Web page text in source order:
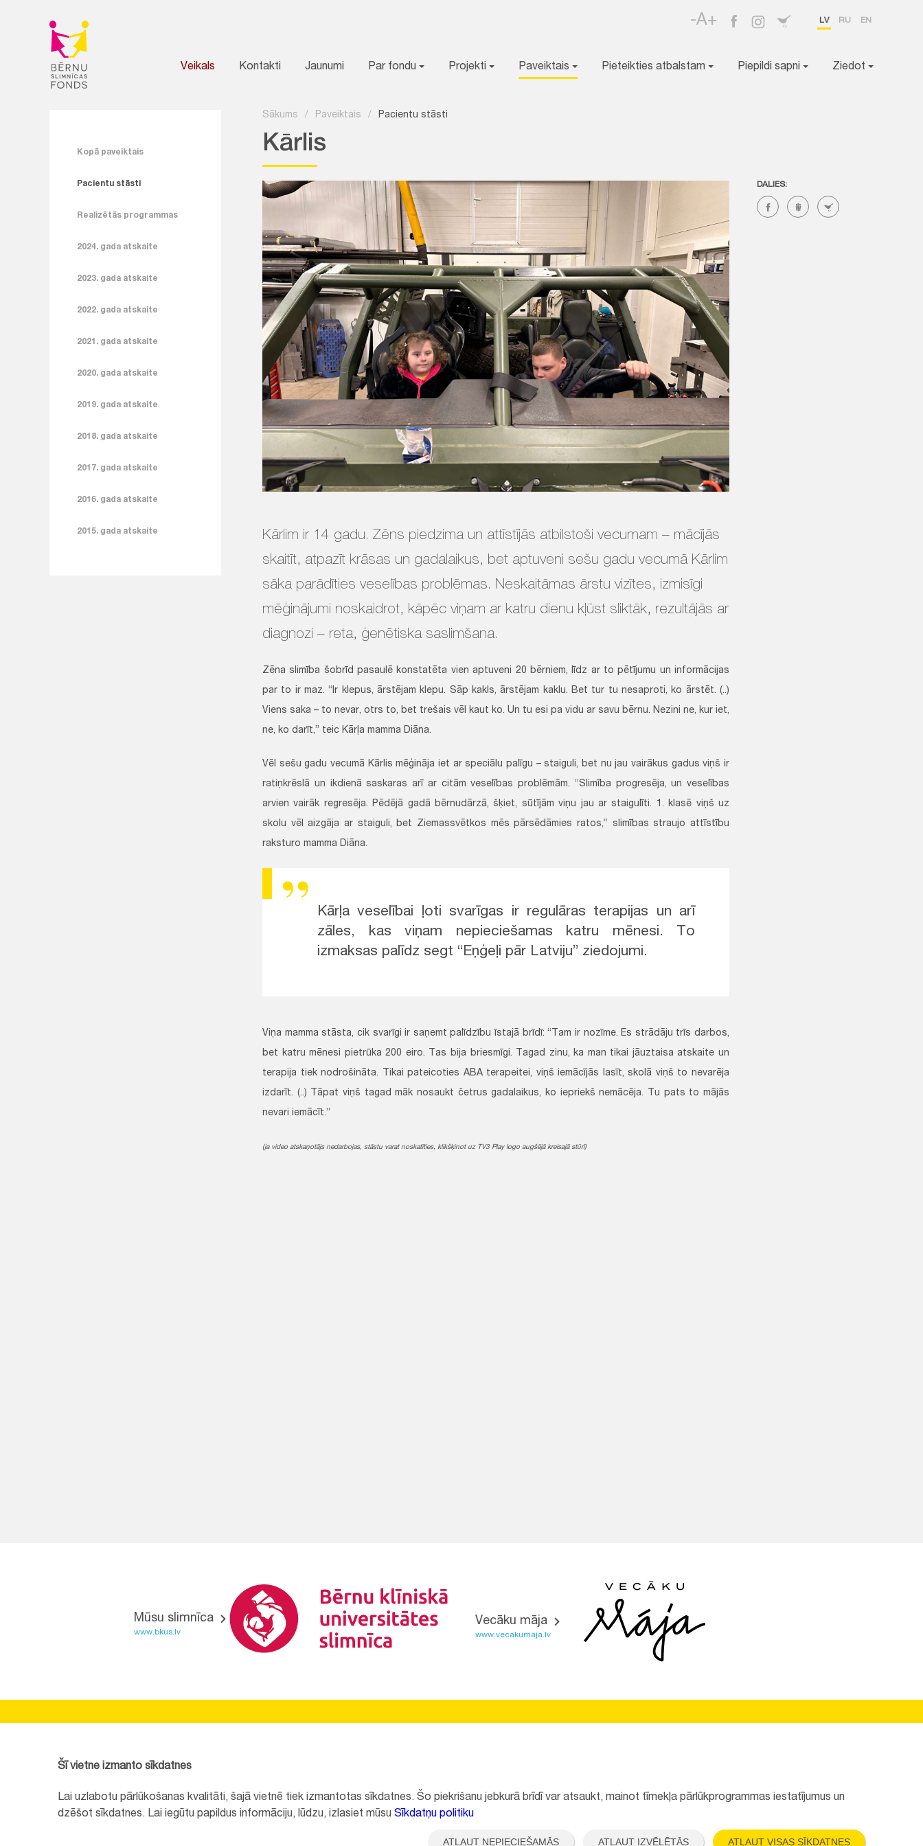
-A+ LV RU EN
Veikals Kontakti Jaunumi Par fondu Projekti Paveiktais Pieteikties atbalstam Piepildi sapni Ziedot
Kopā paveiktais
Pacientu stāsti
Realizētās programmas
2024. gada atskaite
2023. gada atskaite
2022. gada atskaite
2021. gada atskaite
2020. gada atskaite
2019. gada atskaite
2018. gada atskaite
2017. gada atskaite
2016. gada atskaite
2015. gada atskaite
Sākums / Paveiktais / Pacientu stāsti
Kārlis
DALIES:
Kārlim ir 14 gadu. Zēns piedzima un attīstījās atbilstoši vecumam – mācījās
skaitīt, atpazīt krāsas un gadalaikus, bet aptuveni sešu gadu vecumā Kārlim
sāka parādīties veselības problēmas. Neskaitāmas ārstu vizītes, izmisīgi
mēģinājumi noskaidrot, kāpēc viņam ar katru dienu kļūst sliktāk, rezultājās ar
diagnozi – reta, ģenētiska saslimšana.
Zēna slimība šobrīd pasaulē konstatēta vien aptuveni 20 bērniem, līdz ar to pētījumu un informācijas
par to ir maz. “Ir klepus, ārstējam klepu. Sāp kakls, ārstējam kaklu. Bet tur tu nesaproti, ko ārstēt. (..)
Viens saka – to nevar, otrs to, bet trešais vēl kaut ko. Un tu esi pa vidu ar savu bērnu. Nezini ne, kur iet,
ne, ko darīt,” teic Kārļa mamma Diāna.
Vēl sešu gadu vecumā Kārlis mēģināja iet ar speciālu palīgu – staiguli, bet nu jau vairākus gadus viņš ir
ratiņkrēslā un ikdienā saskaras arī ar citām veselības problēmām. “Slimība progresēja, un veselības
arvien vairāk regresēja. Pēdējā gadā bērnudārzā, šķiet, sūtījām viņu jau ar staigulīti. 1. klasē viņš uz
skolu vēl aizgāja ar staiguli, bet Ziemassvētkos mēs pārsēdāmies ratos,” slimības straujo attīstību
raksturo mamma Diāna.
Kārļa veselībai ļoti svarīgas ir regulāras terapijas un arī
zāles, kas viņam nepieciešamas katru mēnesi. To
izmaksas palīdz segt “Eņģeļi pār Latviju” ziedojumi.
Viņa mamma stāsta, cik svarīgi ir saņemt palīdzību īstajā brīdī: “Tam ir nozīme. Es strādāju trīs darbos,
bet katru mēnesi pietrūka 200 eiro. Tas bija briesmīgi. Tagad zinu, ka man tikai jāuztaisa atskaite un
terapija tiek nodrošināta. Tikai pateicoties ABA terapeitei, viņš iemācījās lasīt, skolā viņš to nevarēja
izdarīt. (..) Tāpat viņš tagad māk nosaukt četrus gadalaikus, ko iepriekš nemācēja. Tu pats to mājās
nevari iemācīt.”
(ja video atskaņotājs nedarbojas, stāstu varat noskatīties, klikšķinot uz TV3 Play logo augšējā kreisajā stūrī)
Mūsu slimnīca
www.bkus.lv
Vecāku māja
www.vecakumaja.lv
Reģistrācijas nr.: 40008057120
+371 67064475
Šī vietne izmanto sīkdatnes
Lai uzlabotu pārlūkošanas kvalitāti, šajā vietnē tiek izmantotas sīkdatnes. Šo piekrišanu jebkurā brīdī var atsaukt, mainot tīmekļa pārlūkprogrammas iestatījumus un
dzēšot sīkdatnes. Lai iegūtu papildus informāciju, lūdzu, izlasiet mūsu Sīkdatņu politiku
ATĻAUT NEPIECIEŠAMĀS ATĻAUT IZVĒLĒTĀS ATĻAUT VISAS SĪKDATNES